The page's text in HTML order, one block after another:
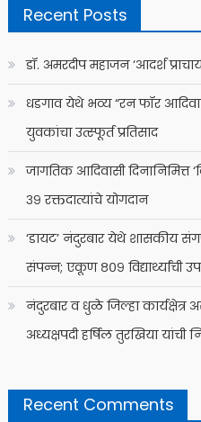
Recent Posts
डॉ. अमरदीप महाजन ‘आदर्श
धडगाव येथे भव्य “रन फॉर
युवकांचा उत्स्फूर्त प्रतिसाद
जागतिक आदिवासी दिनानिमित्त
३९ रक्तदात्यांचे योगदान
‘डायट’ नंदुरबार येथे शासकीय
संपन्न; एकूण ८०९ विद्यार्थ्यांची
नंदुरबार व धुळे जिल्हा
अध्यक्षपदी हर्षिल तुरखिया
Recent Comments